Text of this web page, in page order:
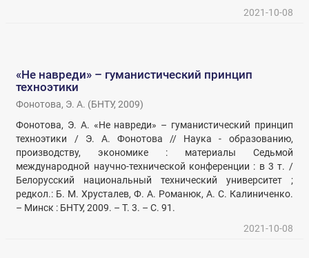
2021-10-08
«Не навреди» – гуманистический принцип
техноэтики
Фонотова, Э. А. (БНТУ,2009)
Фонотова, Э. А. «Не навреди» – гуманистический принцип
техноэтики / Э. А. Фонотова // Наука - образованию,
производству, экономике : материалы Седьмой
международной научно-технической конференции : в 3 т. /
Белорусский национальный технический университет ;
редкол.: Б. М. Хрусталев, Ф. А. Романюк, А. С. Калиниченко.
– Минск : БНТУ, 2009. – Т. 3. – С. 91.
2021-10-08